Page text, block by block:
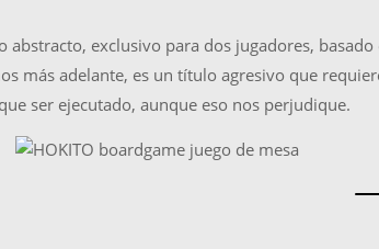
abstracto, exclusivo para dos jugadores,
más adelante, es un título agresivo que
ser ejecutado, aunque eso nos perjudique.